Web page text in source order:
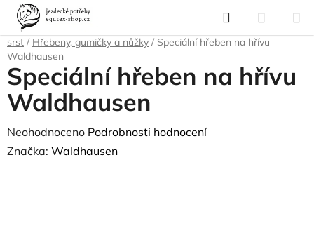
Přejít
obsah
Hledat
KOŠÍK
Domů
Pro koně
srst / Hřebeny, gumičky a nůžky / Speciální hřeben na hřívu
Waldhausen
Speciální hřeben na hřívu
Waldhausen
Průměrné
hodnocení
Neohodnoceno Podrobnosti hodnocení
Značka: Waldhausen